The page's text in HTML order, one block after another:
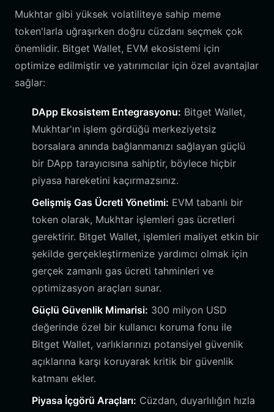
Mukhtar gibi yüksek volatiliteye sahip meme
token'larla uğraşırken doğru cüzdanı seçmek çok
önemlidir. Bitget Wallet, EVM ekosistemi için
optimize edilmiştir ve yatırımcılar için özel avantajlar
sağlar:
DApp Ekosistem Entegrasyonu: Bitget Wallet,
Mukhtar'ın işlem gördüğü merkeziyetsiz
borsalara anında bağlanmanızı sağlayan güçlü
bir DApp tarayıcısına sahiptir, böylece hiçbir
piyasa hareketini kaçırmazsınız.
Gelişmiş Gas Ücreti Yönetimi: EVM tabanlı bir
token olarak, Mukhtar işlemleri gas ücretleri
gerektirir. Bitget Wallet, işlemleri maliyet etkin bir
şekilde gerçekleştirmenize yardımcı olmak için
gerçek zamanlı gas ücreti tahminleri ve
optimizasyon araçları sunar.
Güçlü Güvenlik Mimarisi: 300 milyon USD
değerinde özel bir kullanıcı koruma fonu ile
Bitget Wallet, varlıklarınızı potansiyel güvenlik
açıklarına karşı koruyarak kritik bir güvenlik
katmanı ekler.
Piyasa İçgörü Araçları: Cüzdan, duyarlılığın hızla